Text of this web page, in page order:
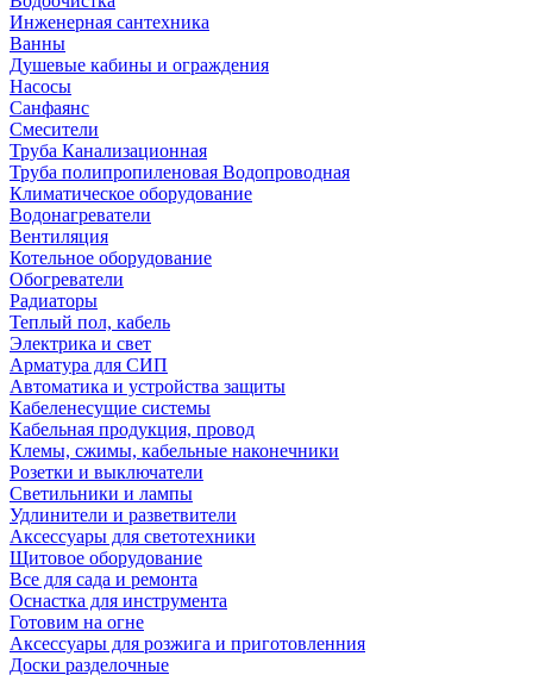
Инженерная сантехника
Ванны
Душевые кабины и ограждения
Насосы
Санфаянс
Смесители
Труба Канализационная
Труба полипропиленовая Водопроводная
Климатическое оборудование
Водонагреватели
Вентиляция
Котельное оборудование
Обогреватели
Радиаторы
Теплый пол, кабель
Электрика и свет
Арматура для СИП
Автоматика и устройства защиты
Кабеленесущие системы
Кабельная продукция, провод
Клемы, сжимы, кабельные наконечники
Розетки и выключатели
Светильники и лампы
Удлинители и разветвители
Аксессуары для светотехники
Щитовое оборудование
Все для сада и ремонта
Оснастка для инструмента
Готовим на огне
Аксессуары для розжига и приготовленния
Доски разделочные